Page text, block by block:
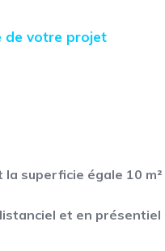
de votre projet
superficie égale 10 m²
et en présentiel